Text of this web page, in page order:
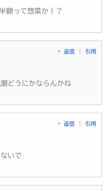
額って惣菜か！？
返信 引用
どうにかならんかね
返信 引用
いで